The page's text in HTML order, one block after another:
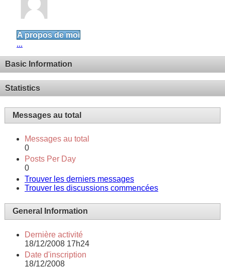
A propos de moi
...
Basic Information
Statistics
Messages au total
Messages au total
0
Posts Per Day
0
Trouver les derniers messages
Trouver les discussions commencées
General Information
Dernière activité
18/12/2008 17h24
Date d'inscription
18/12/2008